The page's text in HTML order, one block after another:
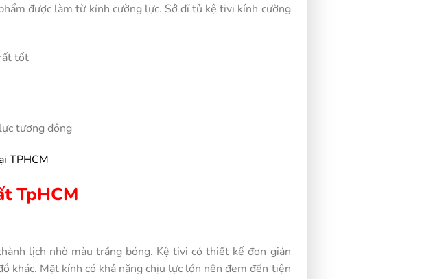
được làm từ kính cường lực. Sở dĩ tủ kệ tivi kính cường
tốt
tương đồng
TPHCM
TpHCM
lịch nhờ màu trắng bóng. Kệ tivi có thiết kế đơn giản
khác. Mặt kính có khả năng chịu lực lớn nên đem đến tiện